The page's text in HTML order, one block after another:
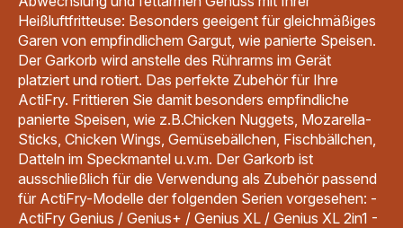
Heißluftfritteuse: Besonders geeigent für gleichmäßiges
Garen von empfindlichem Gargut, wie panierte Speisen.
Der Garkorb wird anstelle des Rührarms im Gerät
platziert und rotiert. Das perfekte Zubehör für Ihre
ActiFry. Frittieren Sie damit besonders empfindliche
panierte Speisen, wie z.B.Chicken Nuggets, Mozarella-
Sticks, Chicken Wings, Gemüsebällchen, Fischbällchen,
Datteln im Speckmantel u.v.m. Der Garkorb ist
ausschließlich für die Verwendung als Zubehör passend
für ActiFry-Modelle der folgenden Serien vorgesehen: -
ActiFry Genius / Genius+ / Genius XL / Genius XL 2in1 -